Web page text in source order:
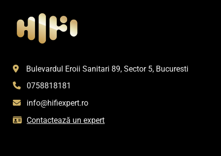
Bulevardul Eroii Sanitari 89, Sector 5, Bucuresti
0758818181
info@hifiexpert.ro
Contactează un expert